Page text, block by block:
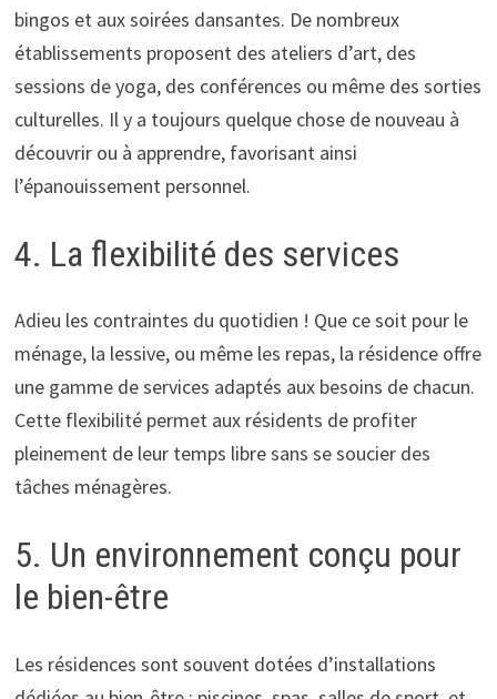
bingos et aux soirées dansantes. De nombreux
établissements proposent des ateliers d’art, des
sessions de yoga, des conférences ou même des sorties
culturelles. Il y a toujours quelque chose de nouveau à
découvrir ou à apprendre, favorisant ainsi
l’épanouissement personnel.
4. La flexibilité des services
Adieu les contraintes du quotidien ! Que ce soit pour le
ménage, la lessive, ou même les repas, la résidence offre
une gamme de services adaptés aux besoins de chacun.
Cette flexibilité permet aux résidents de profiter
pleinement de leur temps libre sans se soucier des
tâches ménagères.
5. Un environnement conçu pour
le bien-être
Les résidences sont souvent dotées d’installations